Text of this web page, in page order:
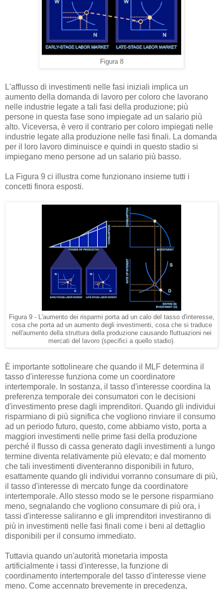
Figura 8
L'afflusso di investimenti nelle fasi iniziali implica un
aumento della domanda di lavoro per coloro che lavorano
nelle industrie legate a tali fasi della produzione; più
persone in questa fase sono impiegate ad un salario più
alto. Viceversa, è vero il contrario per coloro impiegati nelle
industrie legate alla produzione nelle fasi finali. La domanda
per il loro lavoro diminuisce e quindi in questo stadio si
impiegano meno persone ad un salario più basso.
La Figura 9 ci illustra come funzionano insieme tutti i
concetti finora esposti.
Figura 9 - L'aumento dei risparmi porta ad un calo del tasso d'interesse,
cosa che porta ad un aumento degli investimenti, cosa che si traduce
nell'aumento della struttura della produzione causando fluttuazioni nei
mercati del lavoro (specifici a quello stadio).
È importante sottolineare che quando il MLF determina il
tasso d'interesse funziona come un coordinatore
intertemporale. In sostanza, il tasso d'interesse coordina la
preferenza temporale dei consumatori con le decisioni
d'investimento prese dagli imprenditori. Quando gli individui
risparmiano di più significa che vogliono rinviare il consumo
ad un periodo futuro, questo, come abbiamo visto, porta a
maggiori investimenti nelle prime fasi della produzione
perché il flusso di cassa generato dagli investimenti a lungo
termine diventa relativamente più elevato; e dal momento
che tali investimenti diventeranno disponibili in futuro,
esattamente quando gli individui vorranno consumare di più,
il tasso d'interesse di mercato funge da coordinatore
intertemporale. Allo stesso modo se le persone risparmiano
meno, segnalando che vogliono consumare di più ora, i
tassi d'interesse saliranno e gli imprenditori investiranno di
più in investimenti nelle fasi finali come i beni al dettaglio
disponibili per il consumo immediato.
Tuttavia quando un'autorità monetaria imposta
artificialmente i tassi d'interesse, la funzione di
coordinamento intertemporale del tasso d'interesse viene
meno. Come accennato brevemente in precedenza,